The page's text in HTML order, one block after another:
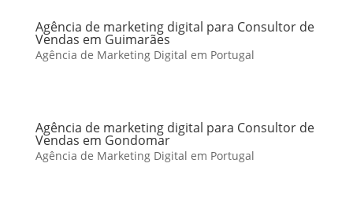
Agência de marketing digital para Consultor de
Vendas em Guimarães
Agência de Marketing Digital em Portugal
Agência de marketing digital para Consultor de
Vendas em Gondomar
Agência de Marketing Digital em Portugal